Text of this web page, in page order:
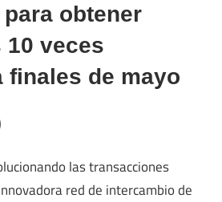
obtener
10 veces
finales de mayo
las transacciones
red de intercambio de